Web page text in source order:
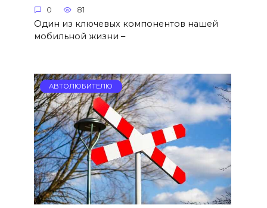
0 81
Один из ключевых компонентов нашей
мобильной жизни –
АВТОЛЮБИТЕЛЮ